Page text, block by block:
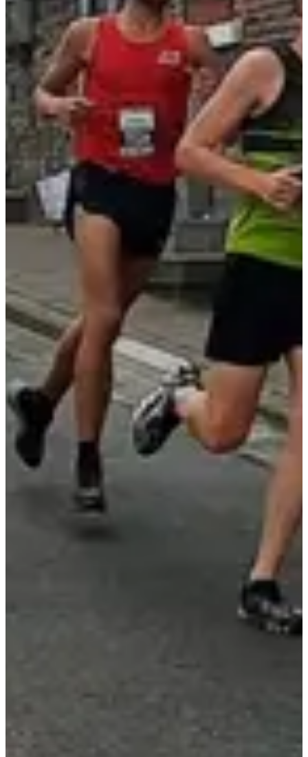
Dates d'inscription
Pas encore communiquées
Date à confirmer
Marche
09:30
Marche
Randonnée pédestre
Dates d'inscription
Pas encore communiquées
Date à confirmer